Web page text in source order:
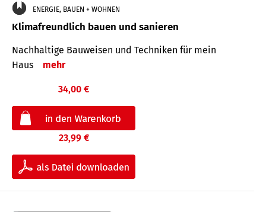
ENERGIE, BAUEN + WOHNEN
Klimafreundlich bauen und sanieren
Nachhaltige Bauweisen und Techniken für mein
Haus
mehr
34,00 €
23,99 €